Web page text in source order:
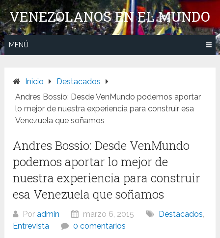
Saltar
al
contenido
VENEZOLANOS EN EL MUNDO
MENÚ
Inicio
Destacados
Andres Bossio: Desde VenMundo podemos aportar
lo mejor de nuestra experiencia para construir esa
Venezuela que soñamos
Andres Bossio: Desde VenMundo
podemos aportar lo mejor de
nuestra experiencia para construir
esa Venezuela que soñamos
Poradmin marzo 6, 2015 Destacados,
Entrevista
0 comentarios